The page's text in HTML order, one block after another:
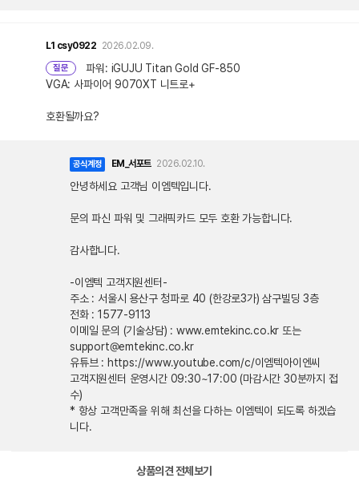
L1 csy0922 2026.02.09.
질문
파워: iGUJU Titan Gold GF-850
VGA: 사파이어 9070XT 니트로+
호환될까요?
공식계정 EM_서포트 2026.02.10.
안녕하세요 고객님 이엠텍입니다.
문의 파신 파워 및 그래픽카드 모두 호환 가능합니다.
감사합니다.
-이엠텍 고객지원센터-
주소 : 서울시 용산구 청파로 40 (한강로3가) 삼구빌딩 3층
전화 : 1577-9113
이메일 문의 (기술상담) : www.emtekinc.co.kr 또는
support@emtekinc.co.kr
유튜브 : https://www.youtube.com/c/이엠텍아이엔씨
고객지원센터 운영시간 09:30~17:00 (마감시간 30분까지 접
수)
* 항상 고객만족을 위해 최선을 다하는 이엠텍이 되도록 하겠습
니다.
상품의견 전체보기